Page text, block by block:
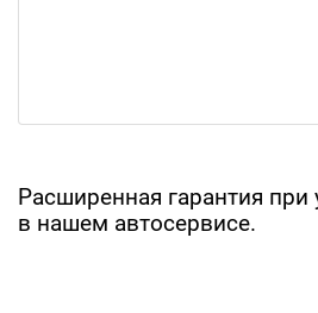
Расширенная гарантия при
в нашем автосервисе.